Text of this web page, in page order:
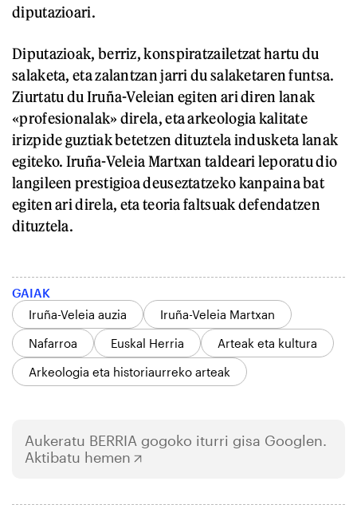
diputazioari.
Diputazioak, berriz, konspiratzailetzat hartu du
salaketa, eta zalantzan jarri du salaketaren funtsa.
Ziurtatu du Iruña-Veleian egiten ari diren lanak
«profesionalak» direla, eta arkeologia kalitate
irizpide guztiak betetzen dituztela indusketa lanak
egiteko. Iruña-Veleia Martxan taldeari leporatu dio
langileen prestigioa deuseztatzeko kanpaina bat
egiten ari direla, eta teoria faltsuak defendatzen
dituztela.
GAIAK
Iruña-Veleia auzia
Iruña-Veleia Martxan
Nafarroa
Euskal Herria
Arteak eta kultura
Arkeologia eta historiaurreko arteak
Aukeratu BERRIA gogoko iturri gisa Googlen.
Aktibatu hemen